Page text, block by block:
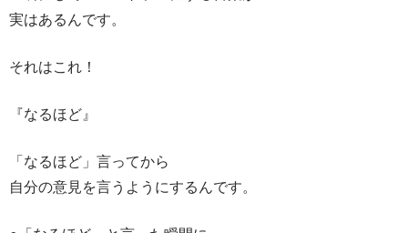
実はあるんです。
それはこれ！
『なるほど』
「なるほど」言ってから
自分の意見を言うようにするんです。